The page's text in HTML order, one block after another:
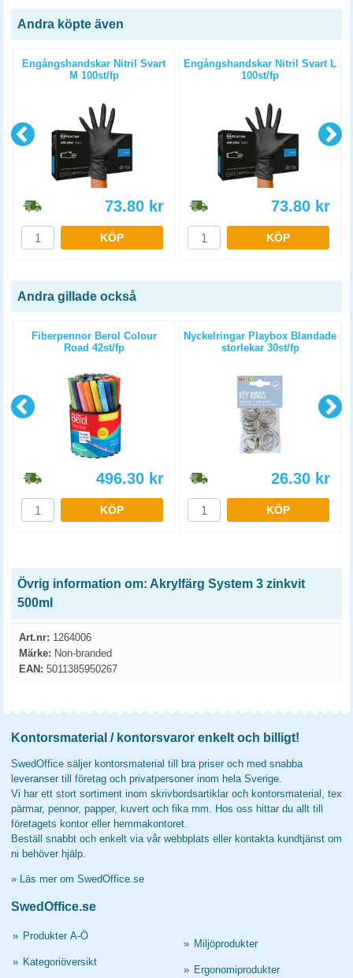
Andra köpte även
Engångshandskar Nitril Svart
M 100st/fp
73.80 kr
KÖP
Engångshandskar Nitril Svart L
100st/fp
73.80 kr
KÖP
Andra gillade också
Fiberpennor Berol Colour
Road 42st/fp
496.30 kr
KÖP
Nyckelringar Playbox Blandade
storlekar 30st/fp
26.30 kr
KÖP
Övrig information om: Akrylfärg System 3 zinkvit
500ml
Art.nr: 1264006
Märke: Non-branded
EAN: 5011385950267
Kontorsmaterial / kontorsvaror enkelt och billigt!
SwedOffice säljer kontorsmaterial till bra priser och med snabba
leveranser till företag och privatpersoner inom hela Sverige.
Vi har ett stort sortiment inom skrivbordsartiklar och kontorsmaterial, tex
pärmar, pennor, papper, kuvert och fika mm. Hos oss hittar du allt till
företagets kontor eller hemmakontoret.
Beställ snabbt och enkelt via vår webbplats eller kontakta kundtjänst om
ni behöver hjälp.
» Läs mer om SwedOffice.se
SwedOffice.se
» Produkter A-Ö
» Kategoriöversikt
» Miljöprodukter
» Ergonomiprodukter